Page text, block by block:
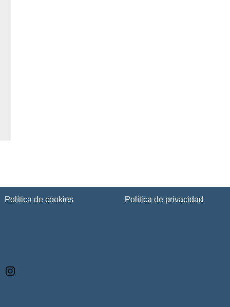
Política de cookies Política de privacidad